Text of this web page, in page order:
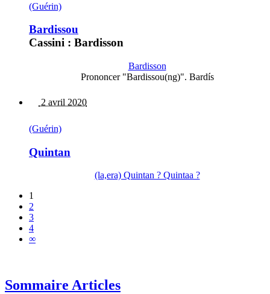
(Guérin)
Bardissou
Cassini : Bardisson
Bardisson
Prononcer "Bardissou(ng)". Bardís
2 avril 2020
(Guérin)
Quintan
(la,era) Quintan ? Quintaa ?
1
2
3
4
∞
Sommaire Articles